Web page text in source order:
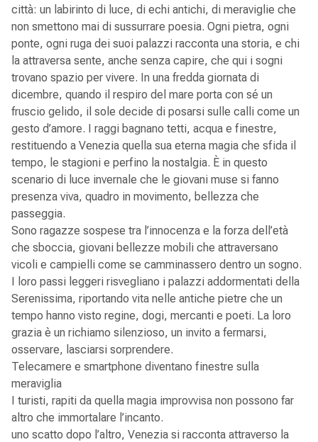
città: un labirinto di luce, di echi antichi, di meraviglie che
non smettono mai di sussurrare poesia. Ogni pietra, ogni
ponte, ogni ruga dei suoi palazzi racconta una storia, e chi
la attraversa sente, anche senza capire, che qui i sogni
trovano spazio per vivere. In una fredda giornata di
dicembre, quando il respiro del mare porta con sé un
fruscio gelido, il sole decide di posarsi sulle calli come un
gesto d’amore. I raggi bagnano tetti, acqua e finestre,
restituendo a Venezia quella sua eterna magia che sfida il
tempo, le stagioni e perfino la nostalgia. È in questo
scenario di luce invernale che le giovani muse si fanno
presenza viva, quadro in movimento, bellezza che
passeggia.
Sono ragazze sospese tra l’innocenza e la forza dell’età
che sboccia, giovani bellezze mobili che attraversano
vicoli e campielli come se camminassero dentro un sogno.
I loro passi leggeri risvegliano i palazzi addormentati della
Serenissima, riportando vita nelle antiche pietre che un
tempo hanno visto regine, dogi, mercanti e poeti. La loro
grazia è un richiamo silenzioso, un invito a fermarsi,
osservare, lasciarsi sorprendere.
Telecamere e smartphone diventano finestre sulla
meraviglia
I turisti, rapiti da quella magia improvvisa non possono far
altro che immortalare l’incanto.
uno scatto dopo l’altro, Venezia si racconta attraverso la